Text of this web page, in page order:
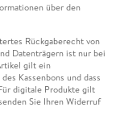
über den
Rückgaberecht von
Datenträgern ist nur bei
gilt ein
Kassenbons und dass
digitale Produkte gilt
Sie Ihren Widerruf